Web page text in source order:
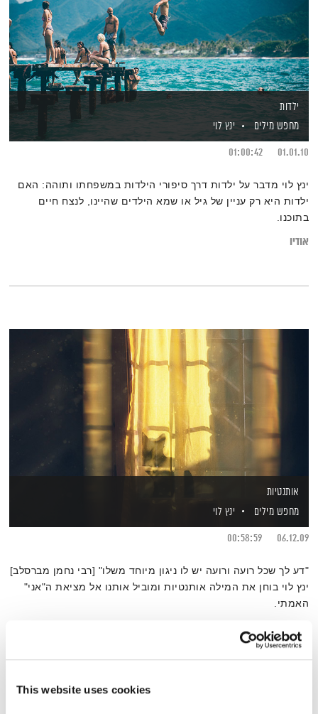
This website uses cookies
ילדות
מחפש מילים
ינץ לוי
01.01.10
01:00:42
ינץ לוי מדבר על ילדות דרך סיפורי הילדות במשפחתו ותוהה: האם
ילדות היא רק עניין של גיל או שמא הילדים שהיינו, לנצח חיים
בתוכנו.
אודיו
אותנטיות
מחפש מילים
ינץ לוי
06.12.09
00:58:59
"דע לך שכל רועה ורועה יש לו ניגון מיוחד משלו" [רבי נחמן מברסלב]
ינץ לוי בוחן את המילה אותנטיות ומוביל אותנו אל מציאת ה"אני"
האמתי.